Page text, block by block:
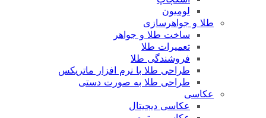
لومیون
طلا و جواهرسازی
ساخت طلا و جواهر
تعمیرات طلا
فروشندگی طلا
طراحی طلا با نرم افزار ماتریکس
طراحی طلا به صورت دستی
عکاسی
عکاسی دیجیتال